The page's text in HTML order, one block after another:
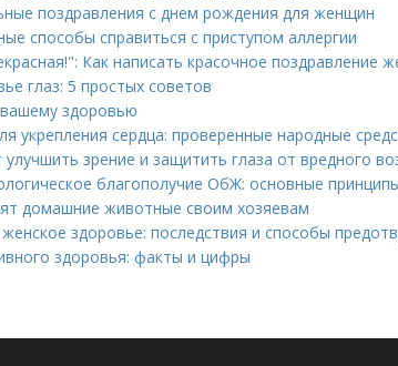
поздравления с днем рождения для женщин
способы справиться с приступом аллергии
Как написать красочное поздравление
глаз: 5 простых советов
здоровью
укрепления сердца: проверенные народные
зрение и защитить глаза от вредного
благополучие ОбЖ: основные
домашние животные своим хозяевам
женское здоровье: последствия и способы
здоровья: факты и цифры